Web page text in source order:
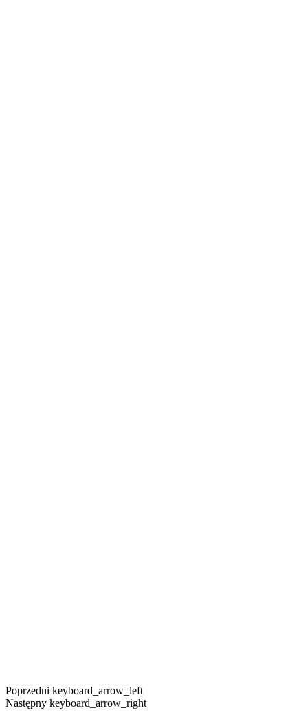
Poprzedni keyboard_arrow_left
Następny keyboard_arrow_right